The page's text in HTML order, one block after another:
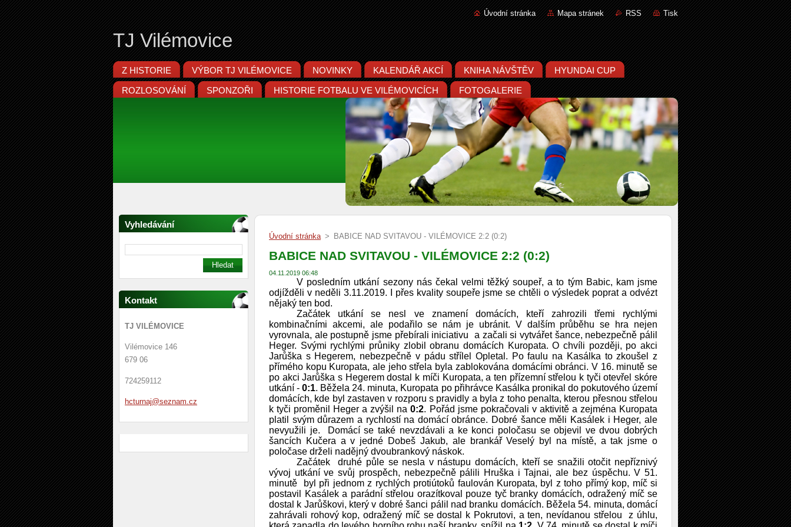
Úvodní stránka Mapa stránek RSS Tisk
TJ Vilémovice
Z HISTORIE VÝBOR TJ VILÉMOVICE NOVINKY KALENDÁŘ AKCÍ KNIHA NÁVŠTĚV HYUNDAI CUP
ROZLOSOVÁNÍ SPONZOŘI HISTORIE FOTBALU VE VILÉMOVICÍCH FOTOGALERIE
Vyhledávání
Kontakt
TJ VILÉMOVICE
Vilémovice 146
679 06
724259112
hcturnaj@seznam. cz
Úvodní stránka > BABICE NAD SVITAVOU - VILÉMOVICE 2:2 (0:2)
BABICE NAD SVITAVOU - VILÉMOVICE 2:2 (0:2)
04.11.2019 06:48
V posledním utkání sezony nás čekal velmi těžký soupeř, a to tým Babic, kam jsme
odjížděli v neděli 3.11.2019. I přes kvality soupeře jsme se chtěli o výsledek poprat a odvézt
nějaký ten bod.
Začátek utkání se nesl ve znamení domácích, kteří zahrozili třemi rychlými
kombinačními akcemi, ale podařilo se nám je ubránit. V dalším průběhu se hra nejen
vyrovnala, ale postupně jsme přebírali iniciativu a začali si vytvářet šance, nebezpečně pálil
Heger. Svými rychlými průniky zlobil obranu domácích Kuropata. O chvíli později, po akci
Jarůška s Hegerem, nebezpečně v pádu střílel Opletal. Po faulu na Kasálka to zkoušel z
přímého kopu Kuropata, ale jeho střela byla zablokována domácími obránci. V 16. minutě se
po akci Jarůška s Hegerem dostal k míči Kuropata, a ten přízemní střelou k tyči otevřel skóre
utkání -0:1. Běžela 24. minuta, Kuropata po přihrávce Kasálka pronikal do pokutového území
domácích, kde byl zastaven v rozporu s pravidly a byla z toho penalta, kterou přesnou střelou
k tyči proměnil Heger a zvýšil na0:2. Pořád jsme pokračovali v aktivitě a zejména Kuropata
platil svým důrazem a rychlostí na domácí obránce. Dobré šance měli Kasálek i Heger, ale
nevyužili je. Domácí se také nevzdávali a ke konci poločasu se objevil ve dvou dobrých
šancích Kučera a v jedné Dobeš Jakub, ale brankář Veselý byl na místě, a tak jsme o
poločase drželi nadějný dvoubrankový náskok.
Začátek druhé půle se nesla v nástupu domácích, kteří se snažili otočit nepříznivý
vývoj utkání ve svůj prospěch, nebezpečně pálili Hruška i Tajnai, ale bez úspěchu. V 51.
minutě byl při jednom z rychlých protiútoků faulován Kuropata, byl z toho přímý kop, míč si
postavil Kasálek a parádní střelou orazítkoval pouze tyč branky domácích, odražený míč se
dostal k Jarůškovi, který v dobré šanci pálil nad branku domácích. Běžela 54. minuta, domácí
zahrávali rohový kop, odražený míč se dostal k Pokrutovi, a ten, nevídanou střelou z úhlu,